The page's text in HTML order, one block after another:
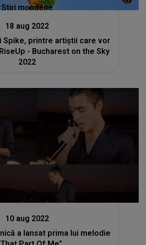
Stiri mondene
18 aug 2022
Spike, printre artiștii care vor
- Bucharest on the Sky
2022
Lansări muzicale
10 aug 2022
a lansat prima lui melodie